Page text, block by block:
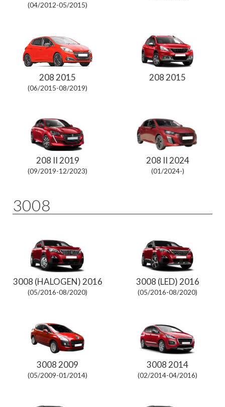
(04/2012-05/2015)
208 2015
(06/2015-08/2019)
208 2015
208 II 2019
(09/2019-12/2023)
208 II 2024
(01/2024-)
3008
3008 (HALOGEN) 2016
(05/2016-08/2020)
3008 (LED) 2016
(05/2016-08/2020)
3008 2009
(05/2009-01/2014)
3008 2014
(02/2014-04/2016)